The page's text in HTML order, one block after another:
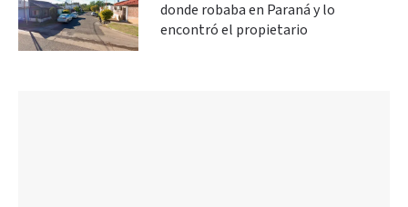
donde robaba en Paraná y lo
encontró el propietario